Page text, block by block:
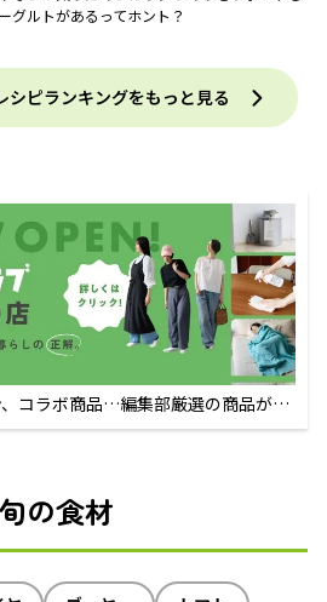
グルトがあるってホント？
シピランキングをもっと見る
コラボ商品…編集部厳選の商品が買
旬の食材